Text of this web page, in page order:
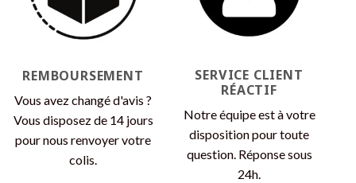
REMBOURSEMENT
Vous avez changé d'avis ?
Vous disposez de 14 jours
pour nous renvoyer votre
colis.
SERVICE CLIENT
RÉACTIF
Notre équipe est à votre
disposition pour toute
question. Réponse sous
24h.